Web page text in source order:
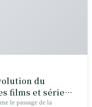
du
films et séries
le passage de la